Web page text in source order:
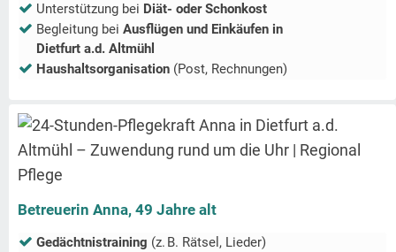
Unterstützung bei Diät- oder Schonkost
Begleitung bei Ausflügen und Einkäufen in
Dietfurt a.d. Altmühl
Haushaltsorganisation (Post, Rechnungen)
Betreuerin Anna, 49 Jahre alt
Gedächtnistraining (z. B. Rätsel, Lieder)